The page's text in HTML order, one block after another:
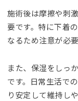
施術後は摩擦や刺
要です。特に下着
なるため注意が必要
また、保湿をしっ
です。日常生活で
り安定して維持し